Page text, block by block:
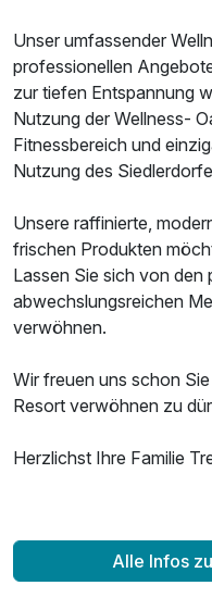
Unser umfassender
professionellen
zur tiefen Entspannung
Nutzung der Wellness-
Fitnessbereich und
Nutzung des
Unsere raffinierte,
frischen Produkten
Lassen Sie sich von den
abwechslungsreichen
verwöhnen.
Wir freuen uns schon
Resort verwöhnen zu
Herzlichst Ihre Familie
Alle Infos